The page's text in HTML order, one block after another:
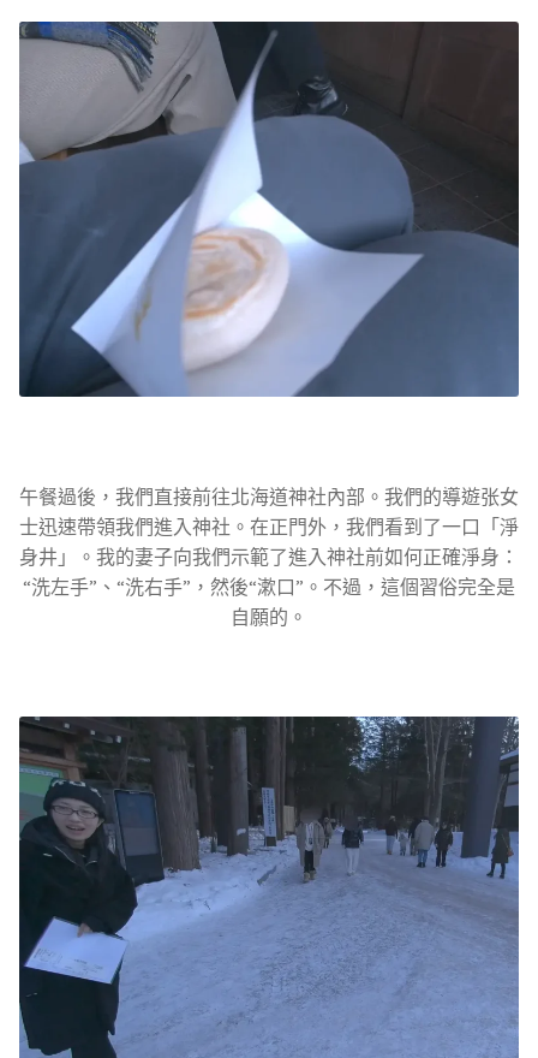
午餐過後，我們直接前往北海道神社內部。我們的導遊张女
士迅速帶領我們進入神社。在正門外，我們看到了一口「淨
身井」。我的妻子向我們示範了進入神社前如何正確淨身：
“洗左手”、“洗右手”，然後“漱口”。不過，這個習俗完全是
自願的。